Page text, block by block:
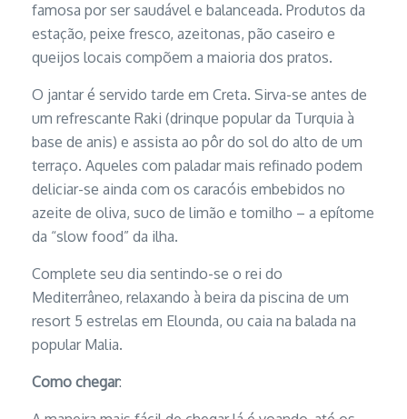
famosa por ser saudável e balanceada. Produtos da
estação, peixe fresco, azeitonas, pão caseiro e
queijos locais compõem a maioria dos pratos.
O jantar é servido tarde em Creta. Sirva-se antes de
um refrescante Raki (drinque popular da Turquia à
base de anis) e assista ao pôr do sol do alto de um
terraço. Aqueles com paladar mais refinado podem
deliciar-se ainda com os caracóis embebidos no
azeite de oliva, suco de limão e tomilho – a epítome
da “slow food” da ilha.
Complete seu dia sentindo-se o rei do
Mediterrâneo, relaxando à beira da piscina de um
resort 5 estrelas em Elounda, ou caia na balada na
popular Malia.
Como chegar: